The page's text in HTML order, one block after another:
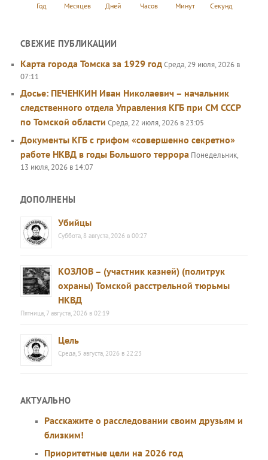
Год Месяцев Дней Часов Минут Секунд
СВЕЖИЕ ПУБЛИКАЦИИ
Карта города Томска за 1929 годСреда, 29 июля, 2026 в
07:11
Досье: ПЕЧЕНКИН Иван Николаевич – начальник
следственного отдела Управления КГБ при СМ СССР
по Томской области Среда, 22 июля, 2026 в 23:05
Документы КГБ с грифом «совершенно секретно»
работе НКВД в годы Большого террора Понедельник,
13 июля, 2026 в 14:07
ДОПОЛНЕНЫ
Убийцы
Суббота, 8 августа, 2026 в 00:27
КОЗЛОВ – (участник казней) (политрук
охраны) Томской расстрельной тюрьмы
НКВД
Пятница, 7 августа, 2026 в 02:19
Цель
Среда, 5 августа, 2026 в 22:23
АКТУАЛЬНО
Расскажите о расследовании своим друзьям и
близким!
Приоритетные цели на 2026 год